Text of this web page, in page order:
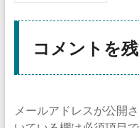
コメントを
メールアドレスが公開